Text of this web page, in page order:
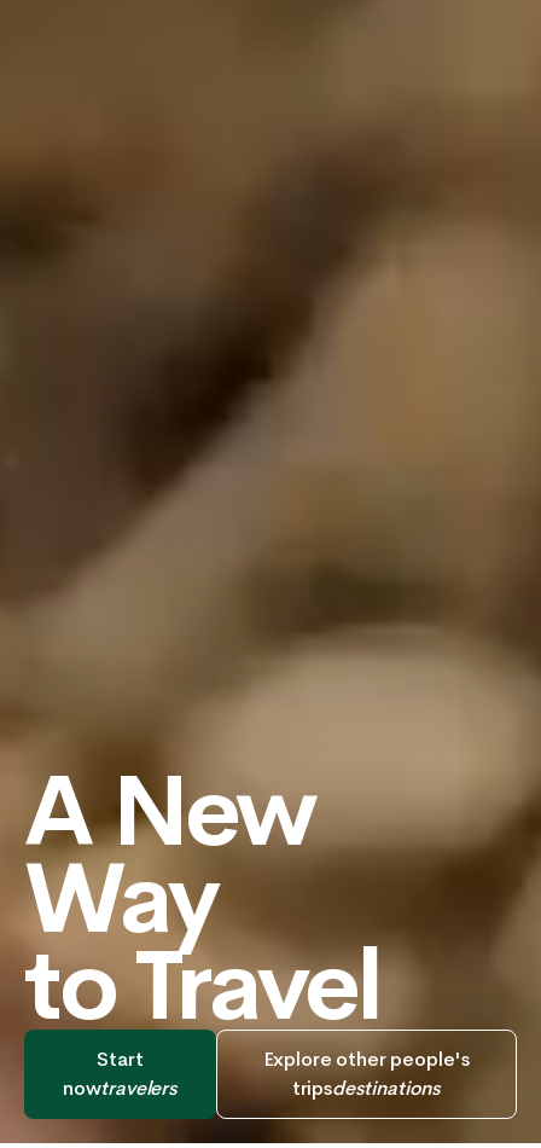
A New
Way
to Travel
Start
nowtravelers
Explore other people's
tripsdestinations